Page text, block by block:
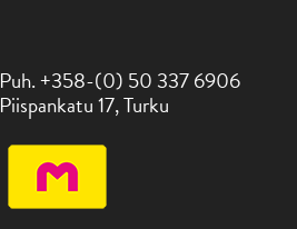
Puh. +358-(0) 50 337 6906
Piispankatu 17, Turku